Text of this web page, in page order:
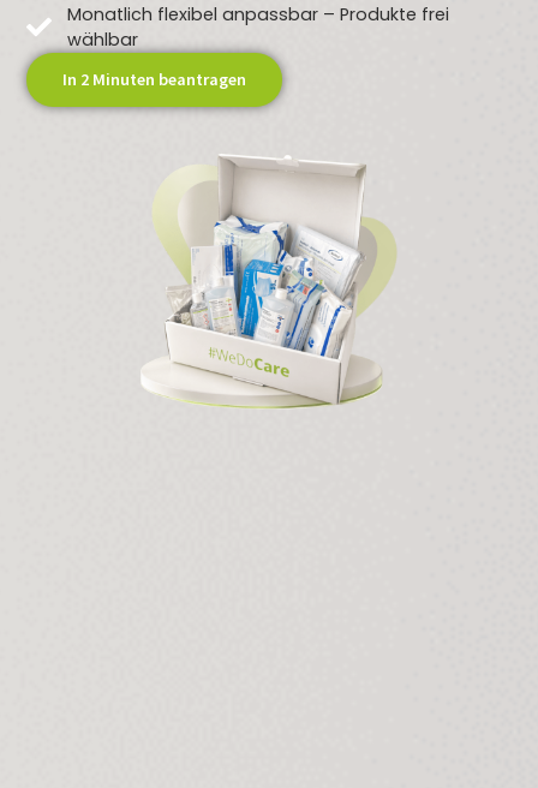
Monatlich flexibel anpassbar – Produkte frei
wählbar
In 2 Minuten beantragen